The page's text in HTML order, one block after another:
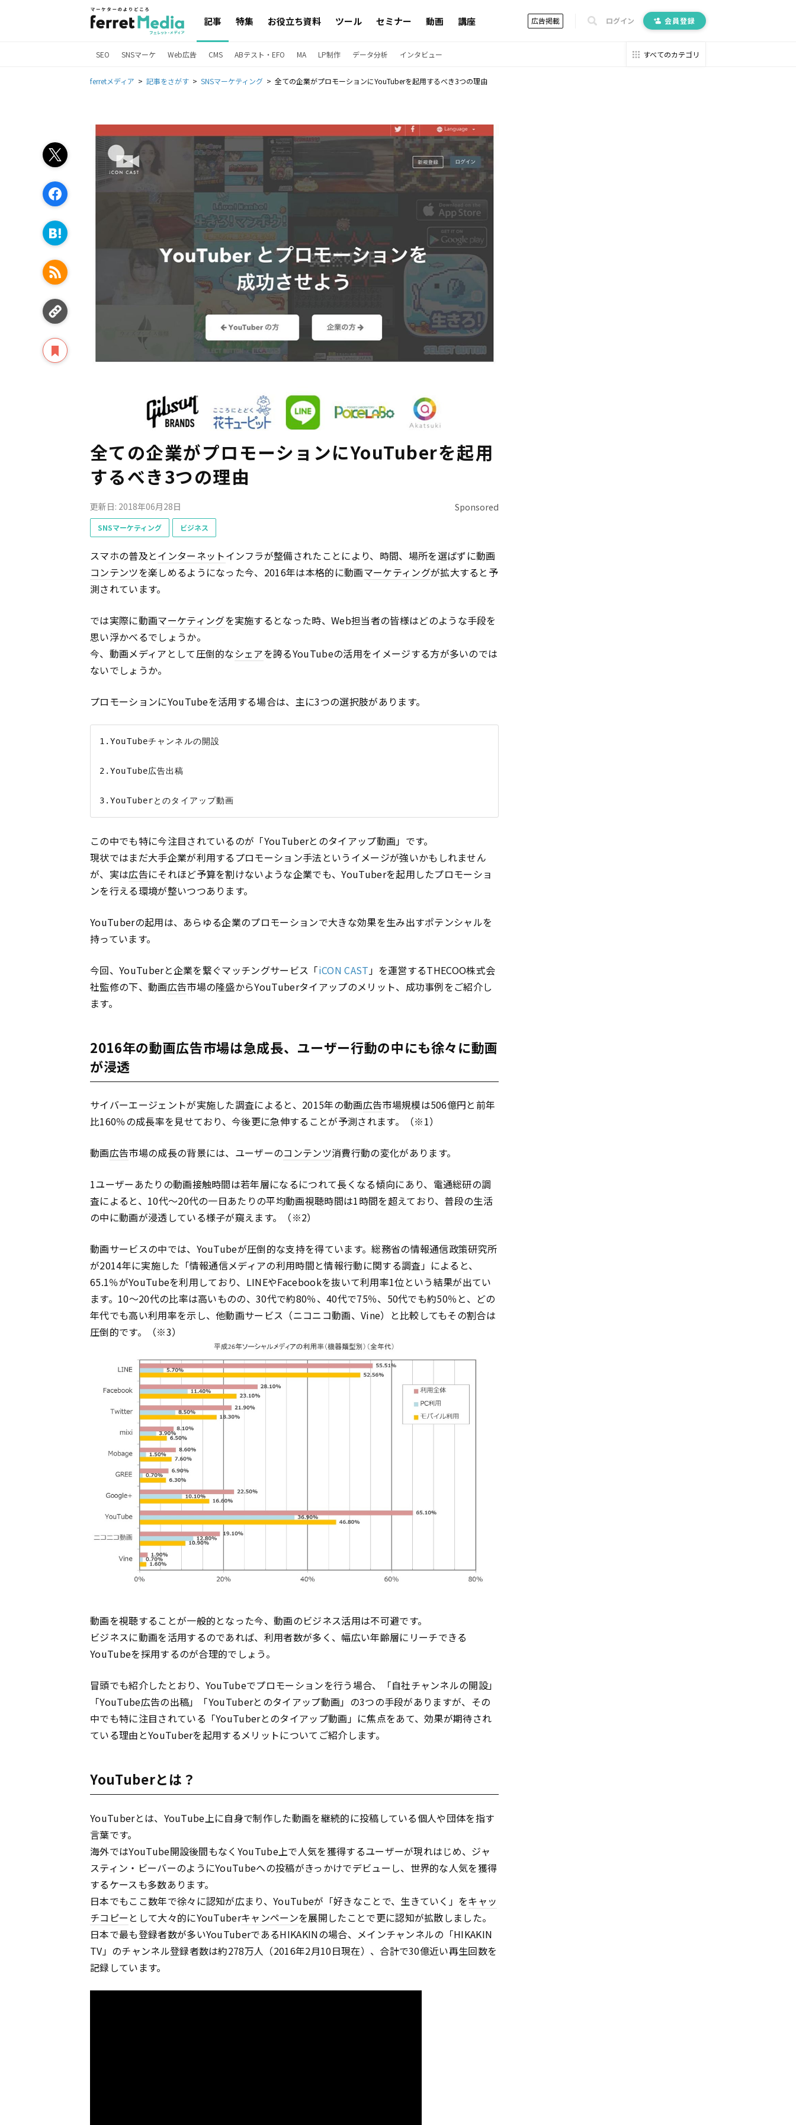
記事 特集 お役立ち資料 ツール セミナー 動画 講座 広告掲載 ログイン 会員登録
SEO SNSマーケ Web広告 CMS ABテスト・EFO MA LP制作 データ分析 インタビュー すべてのカテゴリ
ferretメディア 記事をさがす SNSマーケティング 全ての企業がプロモーションにYouTuberを起用するべき3つの理由
全ての企業がプロモーションにYouTuberを起用
するべき3つの理由
Sponsored
更新日: 2018年06月28日
SNSマーケティング ビジネス
スマホの普及とインターネットインフラが整備されたことにより、時間、場所を選ばずに動画
コンテンツを楽しめるようになった今、2016年は本格的に動画マーケティングが拡大すると予
測されています。
では実際に動画マーケティングを実施するとなった時、Web担当者の皆様はどのような手段を
思い浮かべるでしょうか。
今、動画メディアとして圧倒的なシェアを誇るYouTubeの活用をイメージする方が多いのでは
ないでしょうか。
プロモーションにYouTubeを活用する場合は、主に3つの選択肢があります。
1.YouTubeチャンネルの開設
2.YouTube広告出稿
この中でも特に今注目されているのが「YouTuberとのタイアップ動画」です。
現状ではまだ大手企業が利用するプロモーション手法というイメージが強いかもしれません
が、実は広告にそれほど予算を割けないような企業でも、YouTuberを起用したプロモーショ
ンを行える環境が整いつつあります。
YouTuberの起用は、あらゆる企業のプロモーションで大きな効果を生み出すポテンシャルを
持っています。
今回、YouTuberと企業を繋ぐマッチングサービス「iCON CAST 」を運営するTHECOO株式会
社監修の下、動画広告市場の隆盛からYouTuberタイアップのメリット、成功事例をご紹介し
ます。
2016年の動画広告市場は急成長、ユーザー行動の中にも徐々に動画
が浸透
サイバーエージェントが実施した調査によると、2015年の動画広告市場規模は506億円と前年
比160％の成長率を見せており、今後更に急伸することが予測されます。（※1）
動画広告市場の成長の背景には、ユーザーのコンテンツ消費行動の変化があります。
1ユーザーあたりの動画接触時間は若年層になるにつれて長くなる傾向にあり、電通総研の調
査によると、10代～20代の一日あたりの平均動画視聴時間は1時間を超えており、普段の生活
の中に動画が浸透している様子が窺えます。（※2）
動画サービスの中では、YouTubeが圧倒的な支持を得ています。総務省の情報通信政策研究所
が2014年に実施した「情報通信メディアの利用時間と情報行動に関する調査」によると、
65.1％がYouTubeを利用しており、LINEやFacebookを抜いて利用率1位という結果が出てい
ます。10～20代の比率は高いものの、30代で約80％、40代で75％、50代でも約50％と、どの
年代でも高い利用率を示し、他動画サービス（ニコニコ動画、Vine）と比較してもその割合は
圧倒的です。（※3）
動画を視聴することが一般的となった今、動画のビジネス活用は不可避です。
ビジネスに動画を活用するのであれば、利用者数が多く、幅広い年齢層にリーチできる
YouTubeを採用するのが合理的でしょう。
冒頭でも紹介したとおり、YouTubeでプロモーションを行う場合、「自社チャンネルの開設」
「YouTube広告の出稿」「YouTuberとのタイアップ動画」の3つの手段がありますが、その
中でも特に注目されている「YouTuberとのタイアップ動画」に焦点をあて、効果が期待され
ている理由とYouTuberを起用するメリットについてご紹介します。
YouTuberとは？
YouTuberとは、YouTube上に自身で制作した動画を継続的に投稿している個人や団体を指す
言葉です。
海外ではYouTube開設後間もなくYouTube上で人気を獲得するユーザーが現れはじめ、ジャ
スティン・ビーバーのようにYouTubeへの投稿がきっかけでデビューし、世界的な人気を獲得
するケースも多数あります。
日本でもここ数年で徐々に認知が広まり、YouTubeが「好きなことで、生きていく」をキャッ
チコピー として大々的にYouTuberキャンペーンを展開したことで更に認知が拡散しました。
日本で最も登録者数が多いYouTuberであるHIKAKINの場合、メインチャンネルの「HIKAKIN
TV」のチャンネル登録者数は約278万人（2016年2月10日現在）、合計で30億近い再生回数を
記録しています。